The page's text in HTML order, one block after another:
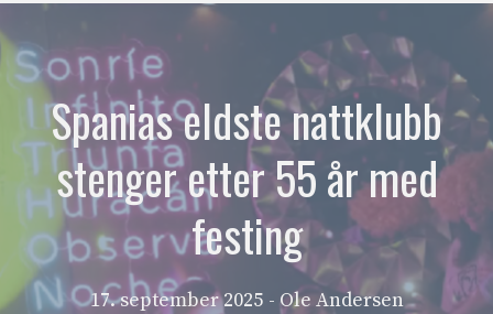
Spanias eldste nattklubb
stenger etter 55 år med
festing
17. september 2025 - Ole Andersen